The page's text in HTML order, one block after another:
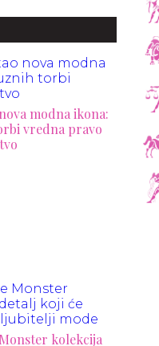
modna ikona:
vredna pravo
kolekcija